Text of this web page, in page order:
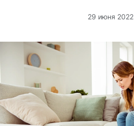
29 июня 2022